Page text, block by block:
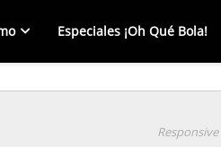
Especiales ¡Oh Qué Bola!